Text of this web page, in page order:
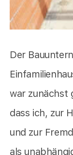
Der
war zunächst
dass ich, zur
und zur
als